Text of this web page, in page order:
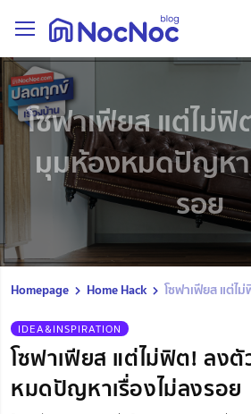
โซฟาเฟียส แต่ไม่
มุมห้องหมดปัญหา
รอย
Homepage Home Hack โซฟาเฟียส แต่
IDEA&INSPIRATION
โซฟาเฟียส แต่ไม่ฟิต! ลง
หมดปัญหาเรื่องไม่ลงรอย